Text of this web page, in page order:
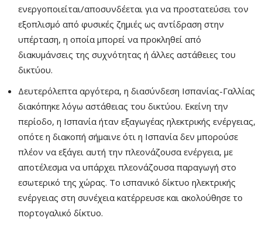
ενεργοποιείται/αποσυνδέεται για να προστατεύσει τον
εξοπλισμό από φυσικές ζημιές ως αντίδραση στην
υπέρταση, η οποία μπορεί να προκληθεί από
διακυμάνσεις της συχνότητας ή άλλες αστάθειες του
δικτύου.
Δευτερόλεπτα αργότερα, η διασύνδεση Ισπανίας-Γαλλίας
διακόπηκε λόγω αστάθειας του δικτύου. Εκείνη την
περίοδο, η Ισπανία ήταν εξαγωγέας ηλεκτρικής ενέργειας,
οπότε η διακοπή σήμαινε ότι η Ισπανία δεν μπορούσε
πλέον να εξάγει αυτή την πλεονάζουσα ενέργεια, με
αποτέλεσμα να υπάρχει πλεονάζουσα παραγωγή στο
εσωτερικό της χώρας. Το ισπανικό δίκτυο ηλεκτρικής
ενέργειας στη συνέχεια κατέρρευσε και ακολούθησε το
πορτογαλικό δίκτυο.